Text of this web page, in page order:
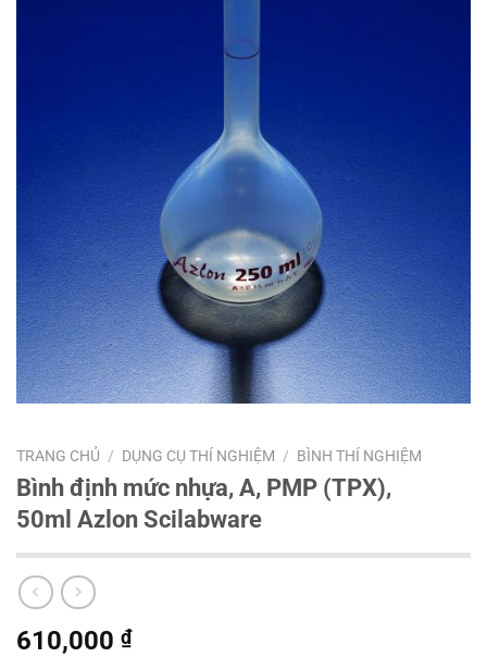
TRANG CHỦ / DỤNG CỤ THÍ NGHIỆM / BÌNH THÍ NGHIỆM
Bình định mức nhựa, A, PMP (TPX),
50ml Azlon Scilabware
610,000 ₫